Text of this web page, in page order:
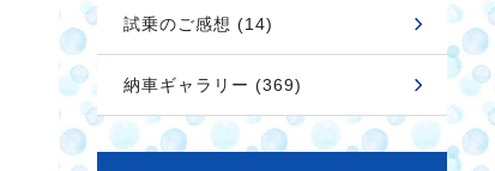
試乗のご感想 (14)
納車ギャラリー (369)